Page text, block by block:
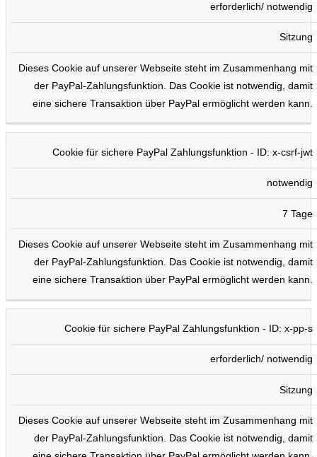
erforderlich/ notwendig
Sitzung
Dieses Cookie auf unserer Webseite steht im Zusammenhang mit
der PayPal-Zahlungsfunktion. Das Cookie ist notwendig, damit
eine sichere Transaktion über PayPal ermöglicht werden kann.
Cookie für sichere PayPal Zahlungsfunktion - ID: x-csrf-jwt
notwendig
7 Tage
Dieses Cookie auf unserer Webseite steht im Zusammenhang mit
der PayPal-Zahlungsfunktion. Das Cookie ist notwendig, damit
eine sichere Transaktion über PayPal ermöglicht werden kann.
Cookie für sichere PayPal Zahlungsfunktion - ID: x-pp-s
erforderlich/ notwendig
Sitzung
Dieses Cookie auf unserer Webseite steht im Zusammenhang mit
der PayPal-Zahlungsfunktion. Das Cookie ist notwendig, damit